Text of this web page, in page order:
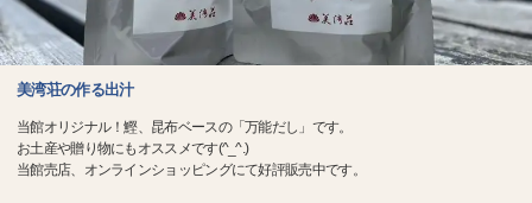
美湾荘の作る出汁
当館オリジナル！鰹、昆布ベースの「万能だし」です。
お土産や贈り物にもオススメです(^_^.)
当館売店、オンラインショッピングにて好評販売中です。